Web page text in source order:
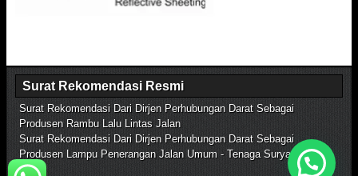
Surat Rekomendasi Resmi
Surat Rekomendasi Dari Dirjen Perhubungan Darat Sebagai
Produsen Rambu Lalu Lintas Jalan
Surat Rekomendasi Dari Dirjen Perhubungan Darat Sebagai
Produsen Lampu Penerangan Jalan Umum - Tenaga Surya